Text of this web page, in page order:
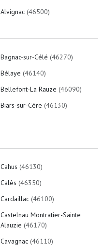
Alvignac (46500)
Bagnac-sur-Célé (46270)
Bélaye (46140)
Bellefont-La Rauze (46090)
Biars-sur-Cère (46130)
Cahus (46130)
Calès (46350)
Cardaillac (46100)
Castelnau Montratier-Sainte
Alauzie (46170)
Cavagnac (46110)